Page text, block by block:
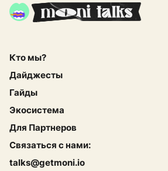
Кто мы?
Дайджесты
Гайды
Экосистема
Для Партнеров
Связаться с нами:
talks@getmoni.io